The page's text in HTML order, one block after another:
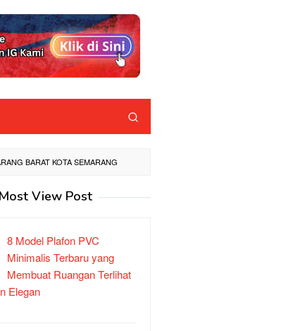
BARAT KOTA SEMARANG
Most View Post
8 Model Plafon PVC
Minimalis Terbaru yang
Membuat Ruangan Terlihat
Elegan